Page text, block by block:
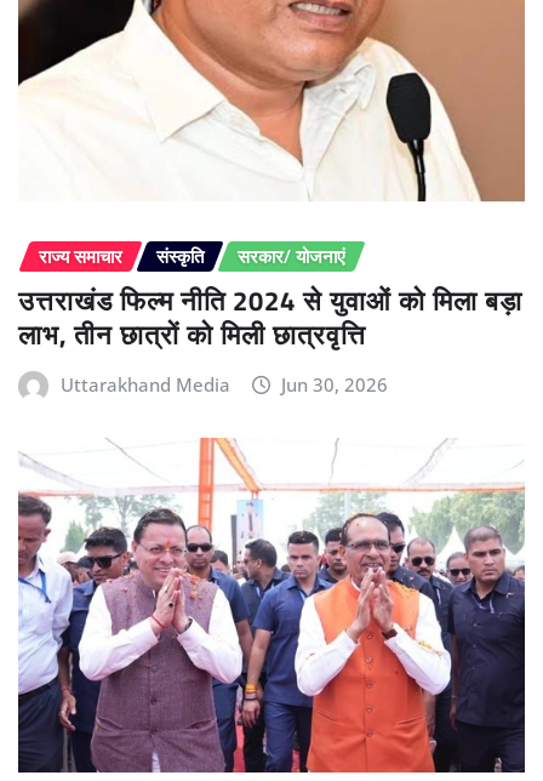
राज्य समाचार संस्कृति सरकार/ योजनाएं
उत्तराखंड फिल्म नीति 2024 से युवाओं को मिला बड़ा
लाभ, तीन छात्रों को मिली छात्रवृत्ति
Uttarakhand Media Jun 30, 2026